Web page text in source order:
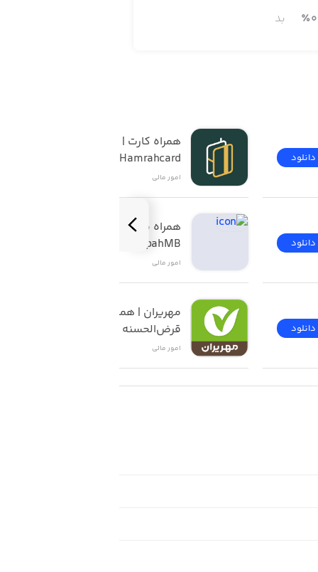
٪0 بد
دانلود
دانلود
دانلود
Hamrahcard
امور ‌مالی
SepahMB
امور ‌مالی
قرض‌الحسنه مهر ایران
امور ‌مالی